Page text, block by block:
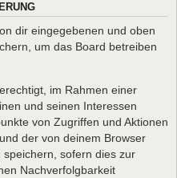
dir eingegebenen und oben
um das Board betreiben
im Rahmen einer
und seinen Interessen
von Zugriffen und Aktionen
der von deinem Browser
sofern dies zur
Nachverfolgbarkeit